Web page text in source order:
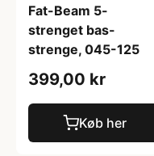
Fat-Beam 5-
strenget bas-
strenge, 045-125
399,00 kr
Køb her